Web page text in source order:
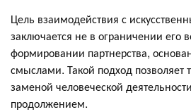
Цель взаимодействия с
заключается не в ограничении его
формировании партнерства,
смыслами. Такой подход позволяет
заменой человеческой
продолжением.